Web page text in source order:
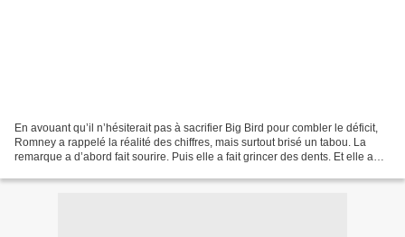
En avouant qu’il n’hésiterait pas à sacrifier Big Bird pour combler le déficit,
Romney a rappelé la réalité des chiffres, mais surtout brisé un tabou. La
remarque a d’abord fait sourire. Puis elle a fait grincer des dents. Et elle a